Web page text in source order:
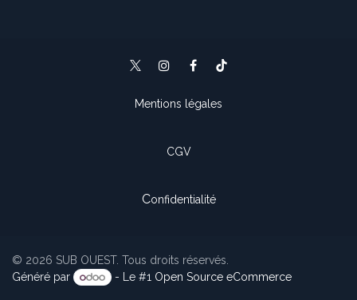
Mentions légales
CGV
Confidentialité
© 2026 SUB OUEST. Tous droits réservés.
Généré par
- Le #1 Open Source eCommerce